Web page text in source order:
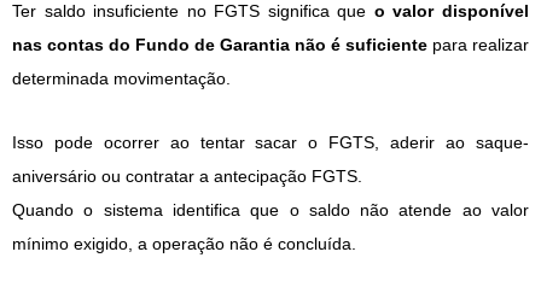
Ter saldo insuficiente no FGTS significa que o valor disponível
nas contas do Fundo de Garantia não é suficiente para realizar
determinada movimentação.
Isso pode ocorrer ao tentar sacar o FGTS, aderir ao saque-
aniversário ou contratar a antecipação FGTS.
Quando o sistema identifica que o saldo não atende ao valor
mínimo exigido, a operação não é concluída.